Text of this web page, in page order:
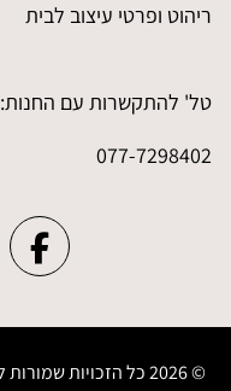
ריהוט ופרטי עיצוב לבית
טל' להתקשרות עם החנות:
077-7298402
© 2026 כל הזכויות שמורות ללאופרד רהיטים | חנות רהיטים תל אביב